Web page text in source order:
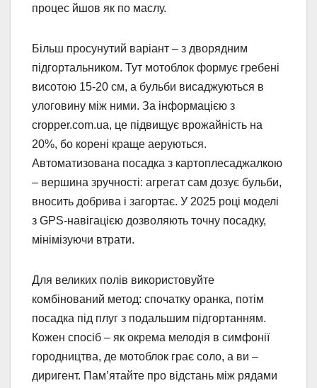
процес йшов як по маслу.
Більш просунутий варіант – з дворядним
підгортальником. Тут мотоблок формує гребені
висотою 15-20 см, а бульби висаджуються в
улоговину між ними. За інформацією з
cropper.com.ua, це підвищує врожайність на
20%, бо корені краще аеруються.
Автоматизована посадка з картоплесаджалкою
– вершина зручності: агрегат сам дозує бульби,
вносить добрива і загортає. У 2025 році моделі
з GPS-навігацією дозволяють точну посадку,
мінімізуючи втрати.
Для великих полів використовуйте
комбінований метод: спочатку оранка, потім
посадка під плуг з подальшим підгортанням.
Кожен спосіб – як окрема мелодія в симфонії
городництва, де мотоблок грає соло, а ви –
диригент. Пам’ятайте про відстань між рядами